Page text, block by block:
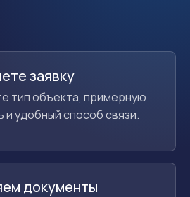
заявку
тип объекта, примерную
и удобный способ связи.
документы